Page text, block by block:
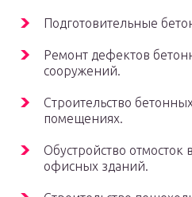
Подготовительные
Ремонт дефектов
сооружений.
Строительство
помещениях.
Обустройство отмосток
офисных зданий.